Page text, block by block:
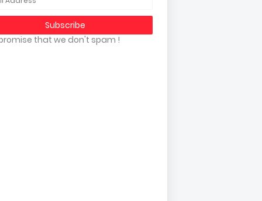
that we don't spam !